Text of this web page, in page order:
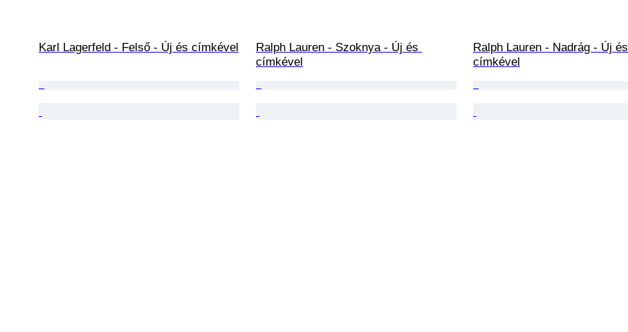
Karl Lagerfeld - Felső - Új és címkével
Ralph Lauren - Szoknya - Új és
címkével
Ralph Lauren - Nadrág - Új és
címkével